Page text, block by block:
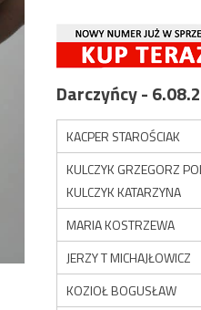
Darczyńcy -
KACPER STAROŚCIAK
KULCZYK GRZEGORZ
KULCZYK KATARZYNA
MARIA KOSTRZEWA
JERZY T MICHAJŁOWICZ
KOZIOŁ BOGUSŁAW